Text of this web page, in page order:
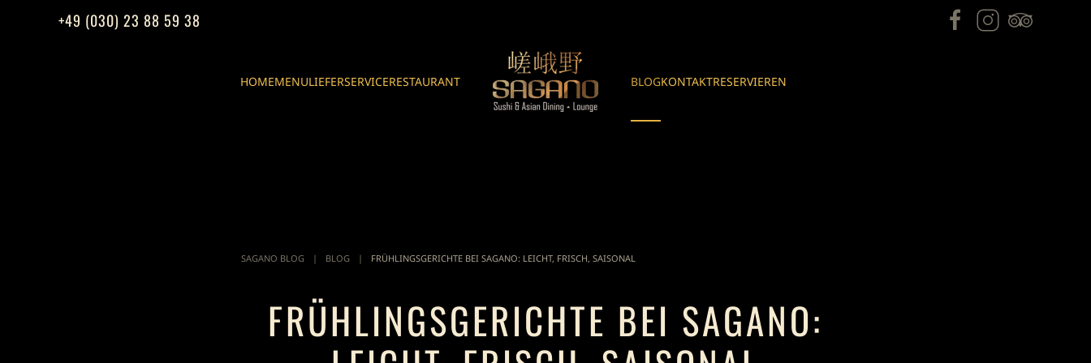
+49 (030) 23 88 59 38
HOMEMENULIEFERSERVICERESTAURANT BLOGKONTAKTRESERVIEREN
SAGANO BLOG BLOG FRÜHLINGSGERICHTE BEI SAGANO: LEICHT, FRISCH, SAISONAL
FRÜHLINGSGERICHTE BEI SAGANO: